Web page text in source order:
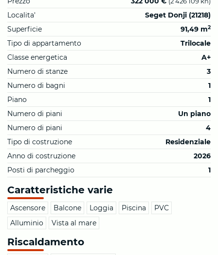
Localita'
Seget Donji (21218)
Superficie
91,49 m2
Tipo di appartamento
Trilocale
Classe energetica
A+
Numero di stanze
3
Numero di bagni
1
Piano
1
Numero di piani
Un piano
Numero di piani
4
Tipo di costruzione
Residenziale
Anno di costruzione
2026
Posti di parcheggio
1
Caratteristiche varie
Ascensore Balcone Loggia Piscina
PVC
Alluminio
Vista al mare
Riscaldamento